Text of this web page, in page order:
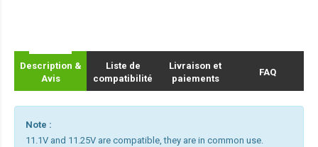
Description &
Avis
Liste de
compatibilité
Livraison et
paiements
FAQ
Note :
11.1V and 11.25V are compatible, they are in common use.